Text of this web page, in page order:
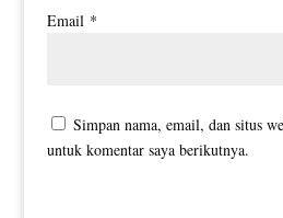
Email *
Simpan nama, email, dan situs
untuk komentar saya berikutnya.